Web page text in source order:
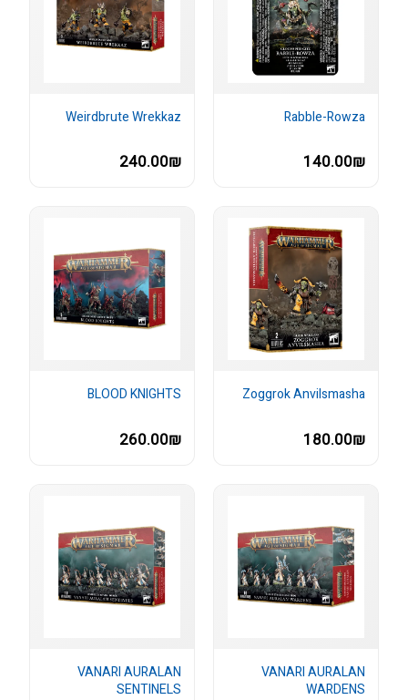
Rabble-Rowza
140.00₪
Weirdbrute Wrekkaz
240.00₪
Zoggrok Anvilsmasha
180.00₪
BLOOD KNIGHTS
260.00₪
VANARI AURALAN
WARDENS
VANARI AURALAN
SENTINELS